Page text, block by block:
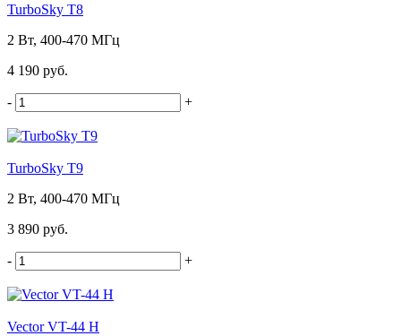
TurboSky T8
2 Вт, 400-470 МГц
4 190 руб.
- +
TurboSky T9
2 Вт, 400-470 МГц
3 890 руб.
- +
Vector VT-44 H